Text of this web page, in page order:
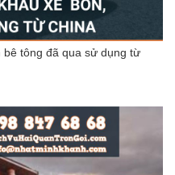
tông đã qua sử dụng từ